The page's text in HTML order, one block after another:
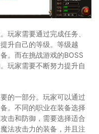
玩家需要通过完成任务、
升自己的等级。等级越
。而在挑战游戏的BOSS
玩家需要不断努力提升自
的一部分。玩家可以通过
。不同的职业在装备选择
击和防御，需要选择适合
法攻击力的装备，并且注